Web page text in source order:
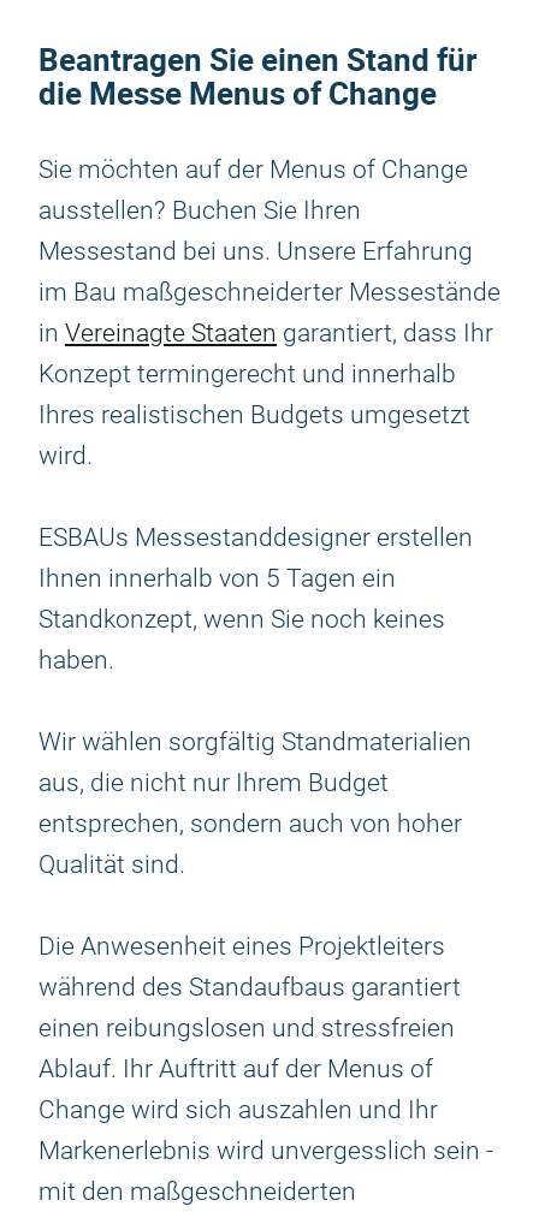
Beantragen Sie einen Stand für
die Messe Menus of Change
Sie möchten auf der Menus of Change
ausstellen? Buchen Sie Ihren
Messestand bei uns. Unsere Erfahrung
im Bau maßgeschneiderter Messestände
in Vereinagte Staaten garantiert, dass Ihr
Konzept termingerecht und innerhalb
Ihres realistischen Budgets umgesetzt
wird.
ESBAUs Messestanddesigner erstellen
Ihnen innerhalb von 5 Tagen ein
Standkonzept, wenn Sie noch keines
haben.
Wir wählen sorgfältig Standmaterialien
aus, die nicht nur Ihrem Budget
entsprechen, sondern auch von hoher
Qualität sind.
Die Anwesenheit eines Projektleiters
während des Standaufbaus garantiert
einen reibungslosen und stressfreien
Ablauf. Ihr Auftritt auf der Menus of
Change wird sich auszahlen und Ihr
Markenerlebnis wird unvergesslich sein -
mit den maßgeschneiderten